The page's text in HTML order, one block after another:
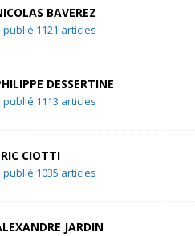
BAVEREZ
publié 1121 articles
DESSERTINE
publié 1113 articles
CIOTTI
publié 1035 articles
JARDIN